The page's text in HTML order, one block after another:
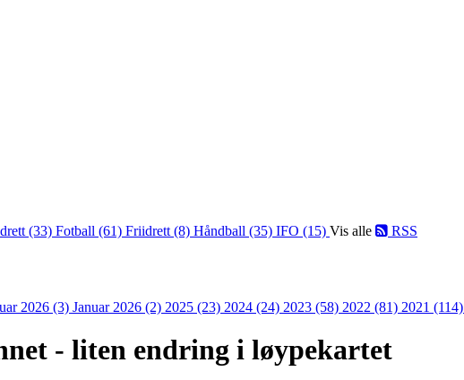
(33) Fotball (61) Friidrett (8) Håndball (35) IFO (15) Vis alle RSS
2026 (3) Januar 2026 (2) 2025 (23) 2024 (24) 2023 (58) 2022 (81) 2021 (114)
- liten endring i løypekartet